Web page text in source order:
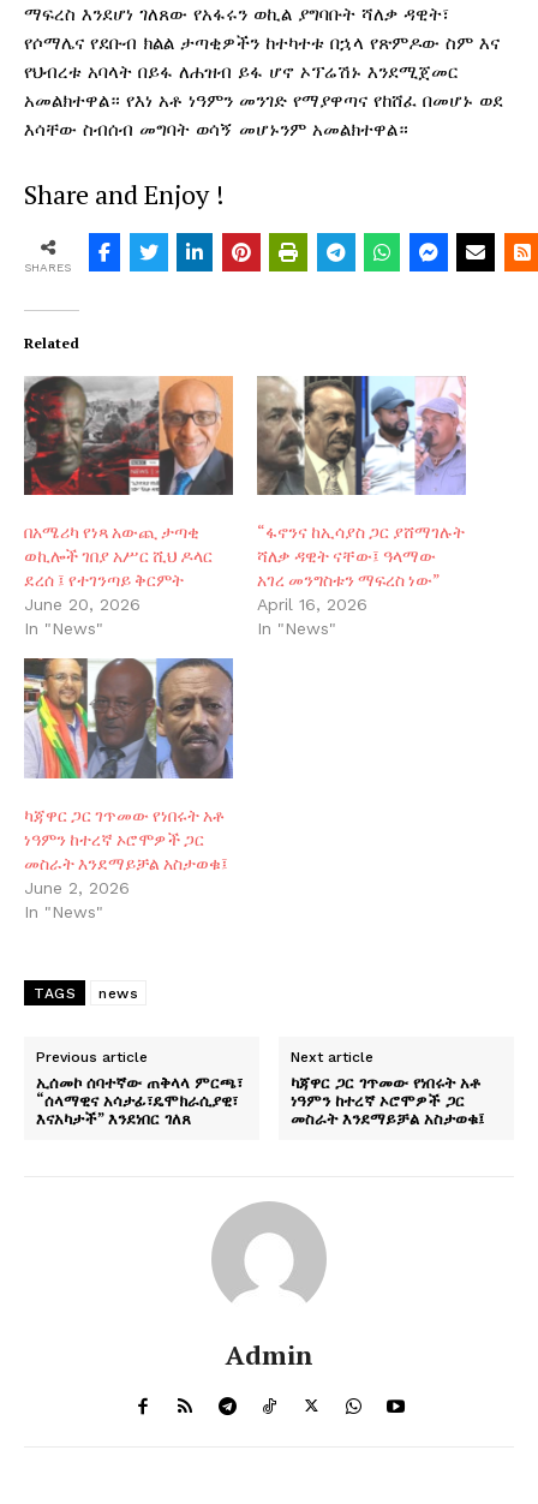
ማፍረስ እንደሆነ ገለጸው የአፋሩን ወኪል ያግባቡት ሻለቃ ዳዊት፣
የሶማሌና የደቡብ ክልል ታጣቂዎችን ከተካተቱ በኋላ የጽምዶው ስም እና
የህብረቱ አባላት በይፋ ለሐዝብ ይፋ ሆኖ ኦፕሬሽኑ እንደሚጀመር
አመልክተዋል። የእነ አቶ ነዓምን መንገድ የማያዋጣና የከሸፈ በመሆኑ ወደ
እሳቸው ስብሰብ መግባት ወሳኝ መሆኑንም አመልክተዋል።
Share and Enjoy !
SHARES
Related
በአሜሪካ የነጻ አውጪ ታጣቂ
ወኪሎች ገበያ አሥር ሺህ ዶላር
ደረሰ ፤ የተገንጣይ ቅርምት
June 20, 2026
In "News"
“ፋኖንና ከኢሳያስ ጋር ያሸማገሉት
ሻለቃ ዳዊት ናቸው፤ ዓላማው
አገረ መንግስቱን ማፍረስ ነው”
April 16, 2026
In "News"
ካጃዋር ጋር ገጥመው የነበሩት አቶ
ነዓምን ከተረኛ ኦሮሞዎች ጋር
መስራት እንደማይቻል አስታወቁ፤
June 2, 2026
In "News"
TAGS news
Previous article
ኢሰመኮ ሰባተኛው ጠቅላላ ምርጫ፣
“ሰላማዊና አሳታፊ፣ዴሞክራሲያዊ፣
እናአካታች” እንደነበር ገለጸ
Next article
ካጃዋር ጋር ገጥመው የነበሩት አቶ
ነዓምን ከተረኛ ኦሮሞዎች ጋር
መስራት እንደማይቻል አስታወቁ፤
Admin